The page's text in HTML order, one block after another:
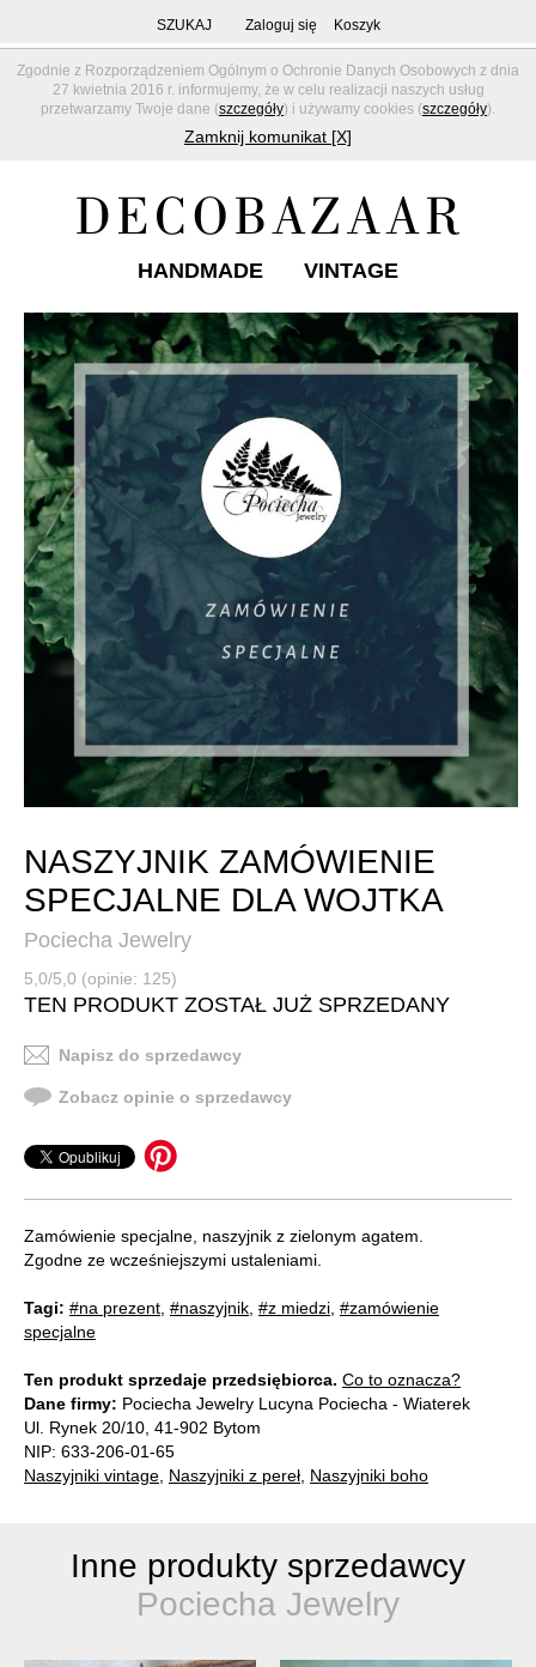
Zgodnie z Rozporządzeniem Ogólnym o Ochronie Danych Osobowych z dnia
27 kwietnia 2016 r. informujemy, że w celu realizacji naszych usług
przetwarzamy Twoje dane (szczegóły) i używamy cookies (szczegóły).
Zamknij komunikat [X]
SZUKAJ Zaloguj się Koszyk
HANDMADE VINTAGE
NASZYJNIK ZAMÓWIENIE
SPECJALNE DLA WOJTKA
Pociecha Jewelry
5,0/5,0 (opinie: 125)
TEN PRODUKT ZOSTAŁ JUŻ SPRZEDANY
Napisz do sprzedawcy
Zobacz opinie o sprzedawcy
Zamówienie specjalne, naszyjnik z zielonym agatem.
Zgodne ze wcześniejszymi ustaleniami.
Tagi: #na prezent #naszyjnik #z miedzi #zamówienie
specjalne
Ten produkt sprzedaje przedsiębiorca. Co to oznacza?
Dane firmy: Pociecha Jewelry Lucyna Pociecha - Wiaterek
Ul. Rynek 20/10, 41-902 Bytom
NIP: 633-206-01-65
Naszyjniki vintage Naszyjniki z pereł Naszyjniki boho
Inne produkty sprzedawcy
Pociecha Jewelry